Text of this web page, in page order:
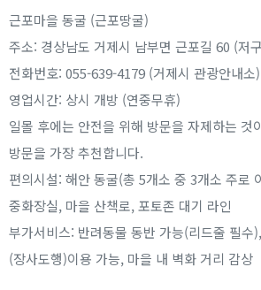
근포마을 동굴 (근포땅굴)
주소: 경상남도 거제시 남부면 근포길 60 (저
전화번호: 055-639-4179 (거제시 관광안내소)
영업시간: 상시 개방 (연중무휴)
일몰 후에는 안전을 위해 방문을 자제하는 것
방문을 가장 추천합니다.
편의시설: 해안 동굴(총 5개소 중 3개소 주로
중화장실, 마을 산책로, 포토존 대기 라인
부가서비스: 반려동물 동반 가능(리드줄 필수
(장사도행)이용 가능, 마을 내 벽화 거리 감상